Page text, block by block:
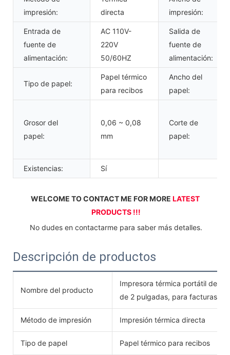
impresión:
directa
impresión:
Entrada de
fuente de
alimentación:
AC 110V-
220V
50/60HZ
Salida de
fuente de
alimentación:
Tipo de papel:
Papel térmico
para recibos
Ancho del
papel:
Grosor del
papel:
0,06 ~ 0,08
mm
Corte de
papel:
Existencias: Sí
WELCOME TO CONTACT ME FOR MORE LATEST
PRODUCTS !!!
No dudes en contactarme para saber más detalles.
Descripción de productos
Nombre del producto
Impresora térmica portátil de
de 2 pulgadas, para facturas y
Método de impresión Impresión térmica directa
Tipo de papel Papel térmico para recibos